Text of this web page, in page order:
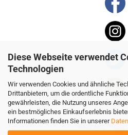
Diese Webseite verwendet
Technologien
Wir verwenden Cookies und ähnliche
Drittanbietern, um die ordentliche
gewährleisten, die Nutzung unseres
ein bestmögliches Einkaufserlebnis
Informationen finden Sie in unserer